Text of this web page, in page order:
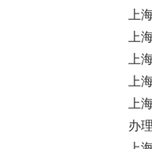
上
上
上
上
上
办